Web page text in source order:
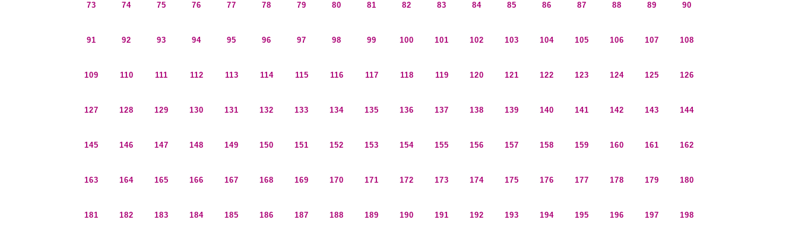
73 74 75 76 77 78 79 80 81 82 83 84 85 86 87 88 89 90
91 92 93 94 95 96 97 98 99 100 101 102 103 104 105 106 107 108
109 110 111 112 113 114 115 116 117 118 119 120 121 122 123 124 125 126
127 128 129 130 131 132 133 134 135 136 137 138 139 140 141 142 143 144
145 146 147 148 149 150 151 152 153 154 155 156 157 158 159 160 161 162
163 164 165 166 167 168 169 170 171 172 173 174 175 176 177 178 179 180
181 182 183 184 185 186 187 188 189 190 191 192 193 194 195 196 197 198